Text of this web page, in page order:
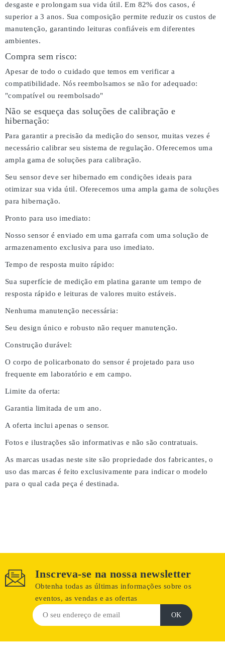
desgaste e prolongam sua vida útil. Em 82% dos casos, é
superior a 3 anos. Sua composição permite reduzir os custos de
manutenção, garantindo leituras confiáveis em diferentes
ambientes.
Compra sem risco:
Apesar de todo o cuidado que temos em verificar a
compatibilidade. Nós reembolsamos se não for adequado:
"compatível ou reembolsado"
Não se esqueça das soluções de calibração e
hibernação:
Para garantir a precisão da medição do sensor, muitas vezes é
necessário calibrar seu sistema de regulação. Oferecemos uma
ampla gama de soluções para calibração.
Seu sensor deve ser hibernado em condições ideais para
otimizar sua vida útil. Oferecemos uma ampla gama de soluções
para hibernação.
Pronto para uso imediato:
Nosso sensor é enviado em uma garrafa com uma solução de
armazenamento exclusiva para uso imediato.
Tempo de resposta muito rápido:
Sua superfície de medição em platina garante um tempo de
resposta rápido e leituras de valores muito estáveis.
Nenhuma manutenção necessária:
Seu design único e robusto não requer manutenção.
Construção durável:
O corpo de policarbonato do sensor é projetado para uso
frequente em laboratório e em campo.
Limite da oferta:
Garantia limitada de um ano.
A oferta inclui apenas o sensor.
Fotos e ilustrações são informativas e não são contratuais.
As marcas usadas neste site são propriedade dos fabricantes, o
uso das marcas é feito exclusivamente para indicar o modelo
para o qual cada peça é destinada.
Inscreva-se na nossa newsletter
Obtenha todas as últimas informações sobre os
eventos, as vendas e as ofertas